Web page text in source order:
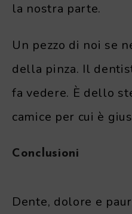
la nostra parte.
Un pezzo di noi se
della pinza. Il
fa vedere. È dello
camice per cui è
Conclusioni
Dente, dolore e